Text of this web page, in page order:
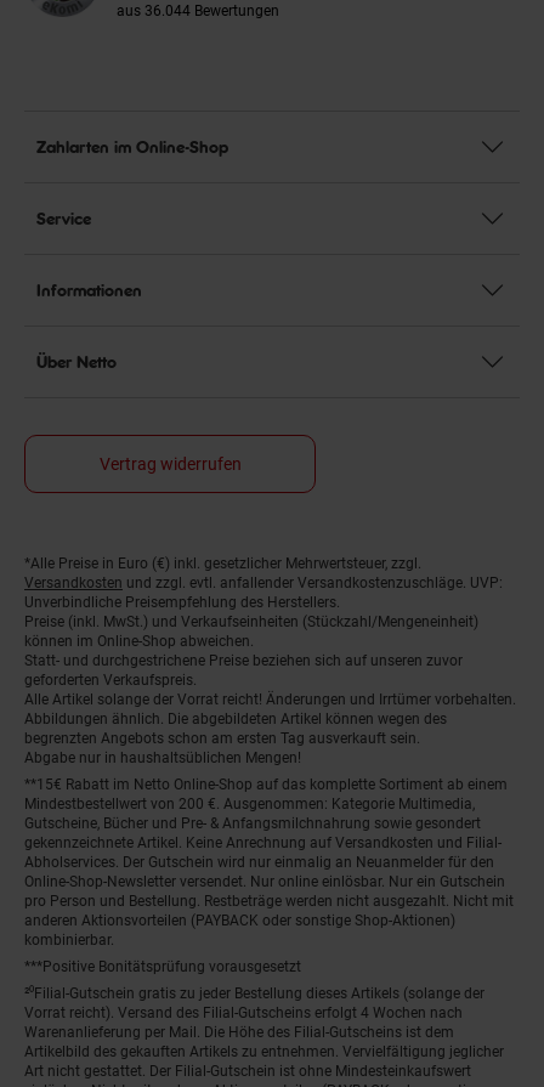
aus 36.044 Bewertungen
Zahlarten im Online-Shop
Service
Informationen
Über Netto
Vertrag widerrufen
Fußnoten
*Alle Preise in Euro (€) inkl. gesetzlicher Mehrwertsteuer, zzgl.
Versandkosten und zzgl. evtl. anfallender Versandkostenzuschläge. UVP:
Unverbindliche Preisempfehlung des Herstellers.
Preise (inkl. MwSt.) und Verkaufseinheiten (Stückzahl/Mengeneinheit)
können im Online-Shop abweichen.
Statt- und durchgestrichene Preise beziehen sich auf unseren zuvor
geforderten Verkaufspreis.
Alle Artikel solange der Vorrat reicht! Änderungen und Irrtümer vorbehalten.
Abbildungen ähnlich. Die abgebildeten Artikel können wegen des
begrenzten Angebots schon am ersten Tag ausverkauft sein.
Abgabe nur in haushaltsüblichen Mengen!
**15€ Rabatt im Netto Online-Shop auf das komplette Sortiment ab einem
Mindestbestellwert von 200 €. Ausgenommen: Kategorie Multimedia,
Gutscheine, Bücher und Pre- & Anfangsmilchnahrung sowie gesondert
gekennzeichnete Artikel. Keine Anrechnung auf Versandkosten und Filial-
Abholservices. Der Gutschein wird nur einmalig an Neuanmelder für den
Online-Shop-Newsletter versendet. Nur online einlösbar. Nur ein Gutschein
pro Person und Bestellung. Restbeträge werden nicht ausgezahlt. Nicht mit
anderen Aktionsvorteilen (PAYBACK oder sonstige Shop-Aktionen)
kombinierbar.
***Positive Bonitätsprüfung vorausgesetzt
²⁰Filial-Gutschein gratis zu jeder Bestellung dieses Artikels (solange der
Vorrat reicht). Versand des Filial-Gutscheins erfolgt 4 Wochen nach
Warenanlieferung per Mail. Die Höhe des Filial-Gutscheins ist dem
Artikelbild des gekauften Artikels zu entnehmen. Vervielfältigung jeglicher
Art nicht gestattet. Der Filial-Gutschein ist ohne Mindesteinkaufswert